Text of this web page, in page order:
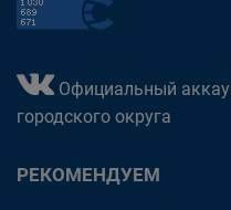
Официальный
городского округа
РЕКОМЕНДУЕМ